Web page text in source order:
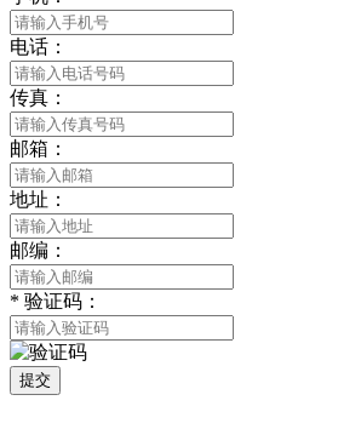
电话：
传真：
邮箱：
地址：
邮编：
* 验证码：
提交